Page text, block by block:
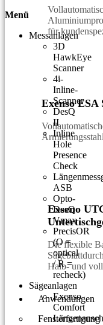
für
Exenso ESA
Exseno
Die flexible
Halb- und
Anwendungen
Fensterfertigung
Menü
Messanlagen
3D
HawkEye
Scanner
4i-
Inline-
Scanner
DesQ
II
Inline
Hole
Presence
Check
ASB
Opto-
DesQ
Vmax
PrecisOR
(O =
optical
/ R =
recheck)
Sägeanlagen
Exenso
Comfort